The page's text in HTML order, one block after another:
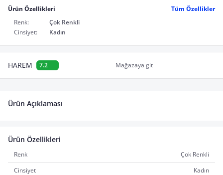
Ürün Özellikleri
Tüm Özellikler
Renk:
Çok Renkli
Cinsiyet:
Kadın
HAREM 7.2 Mağazaya git
Ürün Açıklaması
Ürün Özellikleri
Renk
Çok Renkli
Cinsiyet
Kadın